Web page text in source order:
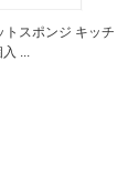
スポンジ キッチ
...